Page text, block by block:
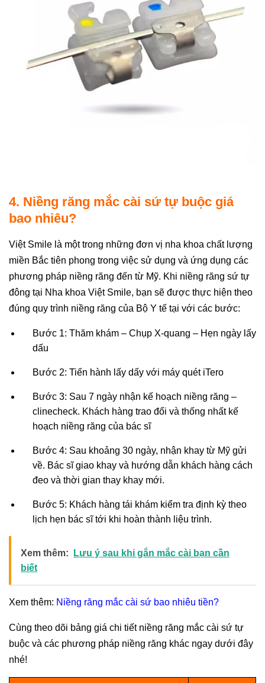
4. Niềng răng mắc cài sứ tự buộc giá
bao nhiêu?
Việt Smile là một trong những đơn vị nha khoa chất lượng
miền Bắc tiên phong trong việc sử dụng và ứng dụng các
phương pháp niềng răng đến từ Mỹ. Khi niềng răng sứ tự
đông tại Nha khoa Việt Smile, bạn sẽ được thực hiện theo
đúng quy trình niềng răng của Bộ Y tế tại với các bước:
Bước 1: Thăm khám – Chụp X-quang – Hẹn ngày lấy
dấu
Bước 2: Tiến hành lấy dấy với máy quét iTero
Bước 3: Sau 7 ngày nhận kế hoạch niềng răng –
clinecheck. Khách hàng trao đổi và thống nhất kế
hoạch niềng răng của bác sĩ
Bước 4: Sau khoảng 30 ngày, nhận khay từ Mỹ gửi
về. Bác sĩ giao khay và hướng dẫn khách hàng cách
đeo và thời gian thay khay mới.
Bước 5: Khách hàng tái khám kiểm tra định kỳ theo
lịch hẹn bác sĩ tới khi hoàn thành liệu trình.
Xem thêm:
Lưu ý sau khi gắn mắc cài bạn cần
biết
Xem thêm: Niềng răng mắc cài sứ bao nhiêu tiền?
Cùng theo dõi bảng giá chi tiết niềng răng mắc cài sứ tự
buộc và các phương pháp niềng răng khác ngay dưới đây
nhé!